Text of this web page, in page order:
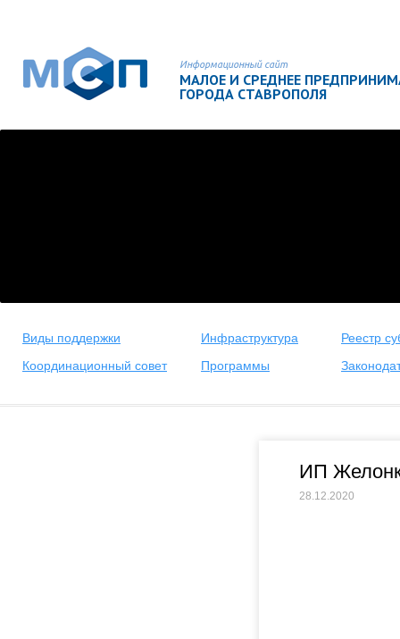
Информационный сайт
МАЛОЕ И СРЕДНЕЕ
ГОРОДА СТАВРОПОЛЯ
Виды поддержки Инфраструктура
Реестр
Координационный совет
Программы
ИП
28.12.2020